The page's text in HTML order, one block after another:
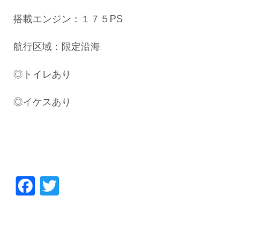
搭載エンジン：１７５PS
航行区域：限定沿海
◎トイレあり
◎イケスあり
Facebook